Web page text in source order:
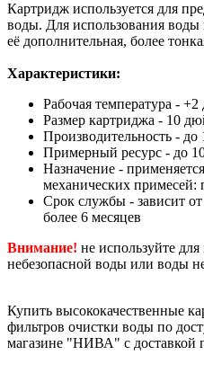
Картридж используется для
воды. Для использования воды
её дополнительная, более
Характеристики:
Рабочая температура - +2
Размер картриджа - 10
Производительность - до
Примерный ресурс - до
Назначение -
механических примесей:
Срок службы - зависит
более 6 месяцев
Внимание! не используйте
небезопасной воды или воды
Купить высококачественные
фильтров очистки воды по
магазине "НИВА" с доставкой